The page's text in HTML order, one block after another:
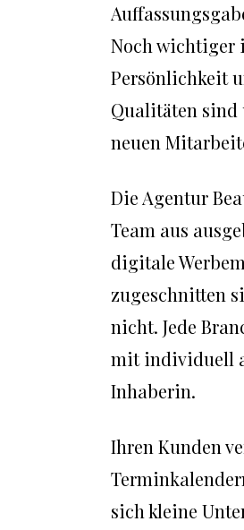
Noch wichtiger
Persönlichkeit
Qualitäten sind
neuen
Die Agentur
Team aus
digitale
zugeschnitten
nicht. Jede
mit individuell
Inhaberin.
Ihren Kunden
sich kleine